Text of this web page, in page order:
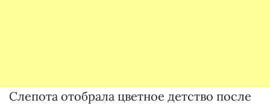
Слепота отобрала цветное детство после